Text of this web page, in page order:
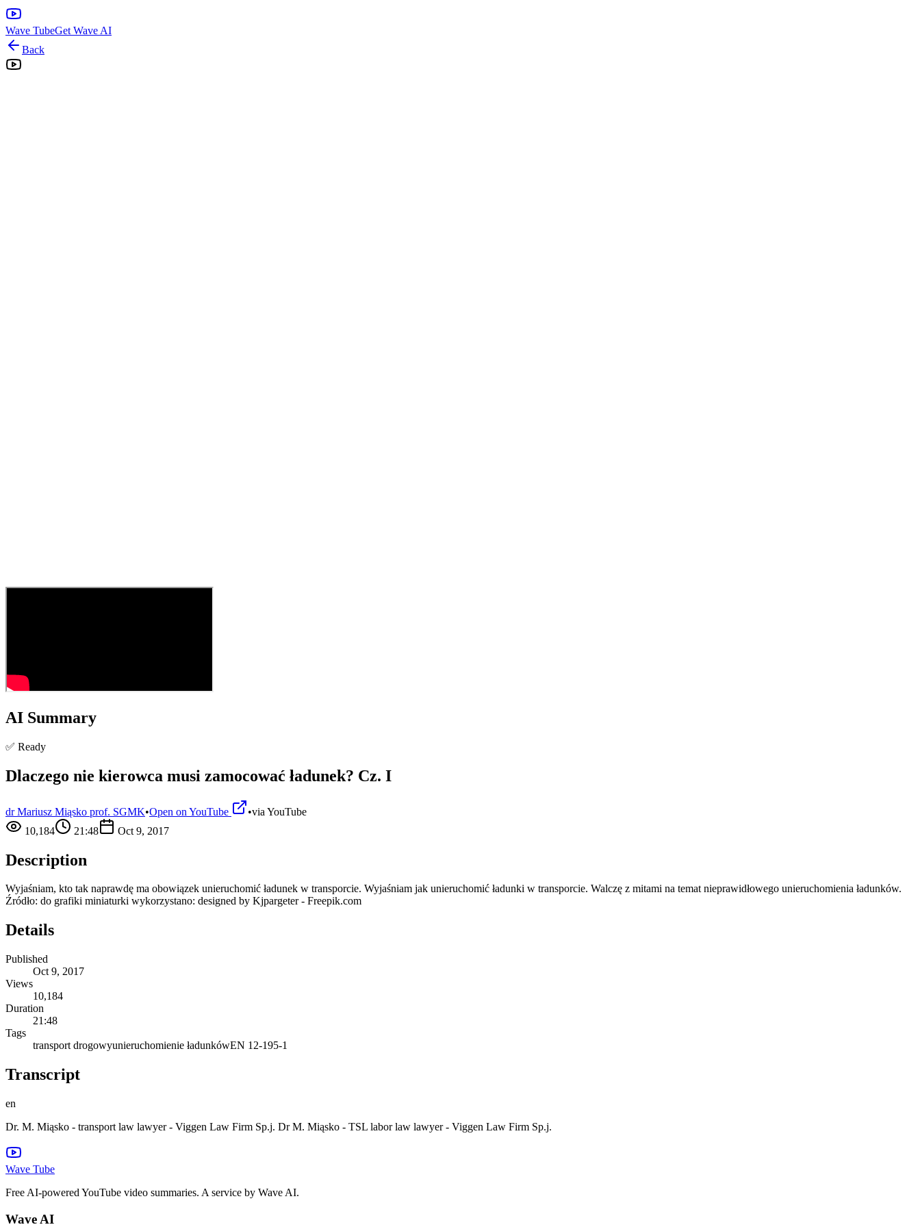
Wave TubeGet Wave AI
Back
AI Summary
✅ Ready
Dlaczego nie kierowca musi zamocować ładunek? Cz. I
dr Mariusz Miąsko prof. SGMK•Open on YouTube •via YouTube
10,184
21:48 Oct 9, 2017
Description
Wyjaśniam, kto tak naprawdę ma obowiązek unieruchomić ładunek w transporcie. Wyjaśniam jak unieruchomić ładunki w transporcie. Walczę z mitami na temat nieprawidłowego unieruchomienia ładunków.
Źródło: do grafiki miniaturki wykorzystano: designed by Kjpargeter - Freepik.com
Details
Published
Oct 9, 2017
Views
10,184
Duration
21:48
Tags
transport drogowyunieruchomienie ładunkówEN 12-195-1
Transcript
en
Dr. M. Miąsko - transport law lawyer - Viggen Law Firm Sp.j. Dr M. Miąsko - TSL labor law lawyer - Viggen Law Firm Sp.j.
Wave Tube
Free AI-powered YouTube video summaries. A service by Wave AI.
Wave AI